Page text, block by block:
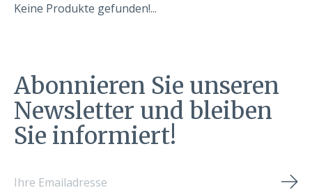
Keine Produkte gefunden!...
Abonnieren Sie unseren
Newsletter und bleiben
Sie informiert!